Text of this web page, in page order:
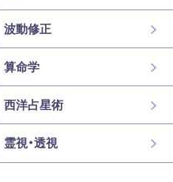
波動修正
算命学
西洋占星術
霊視・透視